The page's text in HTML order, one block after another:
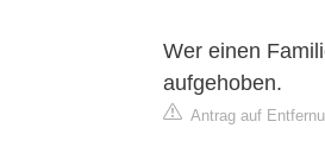
Wer einen
aufgehoben.
Antrag auf